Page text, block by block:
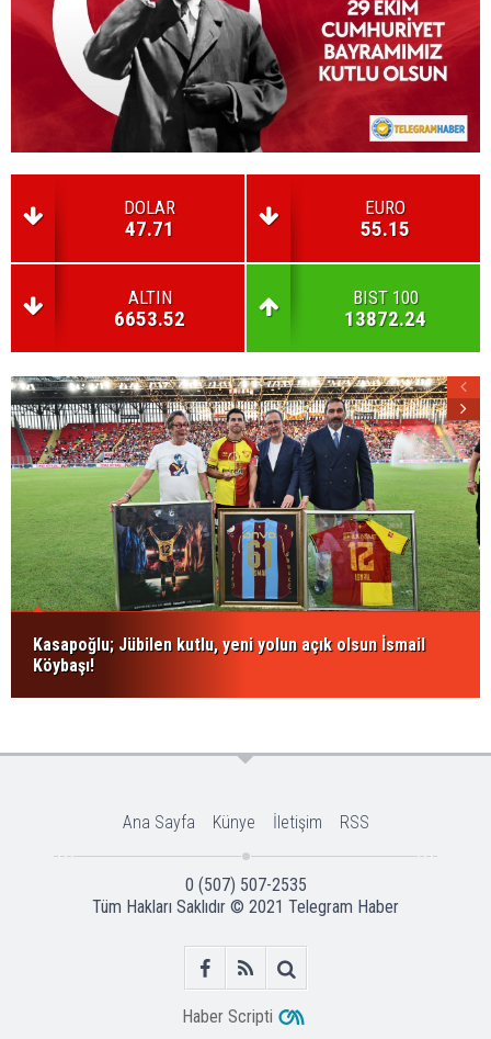
DOLAR
47.71
EURO
55.15
ALTIN
6653.52
BIST 100
13872.24
Kasapoğlu; Jübilen kutlu, yeni yolun açık olsun İsmail
Köybaşı!
Ana Sayfa Künye İletişim RSS
0 (507) 507-2535
Tüm Hakları Saklıdır © 2021 Telegram Haber
Haber Scripti